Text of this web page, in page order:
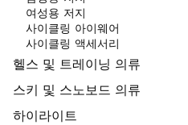
여성용 저지
사이클링 아이웨어
사이클링 액세서리
헬스 및 트레이닝 의류
스키 및 스노보드 의류
하이라이트